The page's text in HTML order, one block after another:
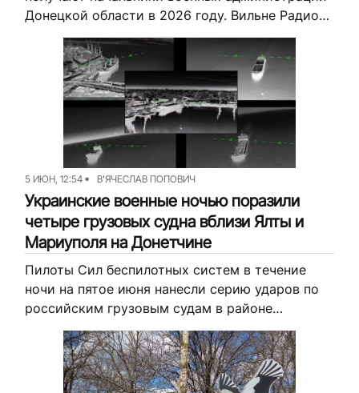
Донецкой области в 2026 году. Вильне Радио
рассказывает, кому доплачивали за
напряженность, кому за работу в...
5 ИЮН, 12:54 В'ЯЧЕСЛАВ ПОПОВИЧ
Украинские военные ночью поразили
четыре грузовых судна вблизи Ялты и
Мариуполя на Донетчине
Пилоты Сил беспилотных систем в течение
ночи на пятое июня нанесли серию ударов по
российским грузовым судам в районе
Мариуполя и поселка Ялта на Донетчине, а
также Бердянска в Запорожье....